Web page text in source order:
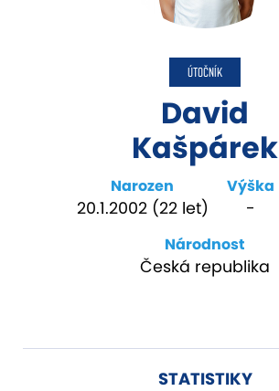
ÚTOČNÍK
David
Kašpárek
Narozen
20.1.2002 (22 let)
Výška
-
Národnost
Česká republika
STATISTIKY